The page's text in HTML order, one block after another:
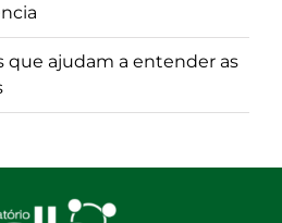
que ajudam a entender as